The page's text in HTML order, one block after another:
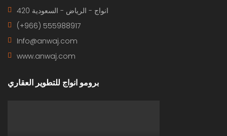
420 انواج - الرياض - السعودية
(+966) 555988917
Info@anwaj.com
www.anwaj.com
برومو انواج للتطوير العقاري